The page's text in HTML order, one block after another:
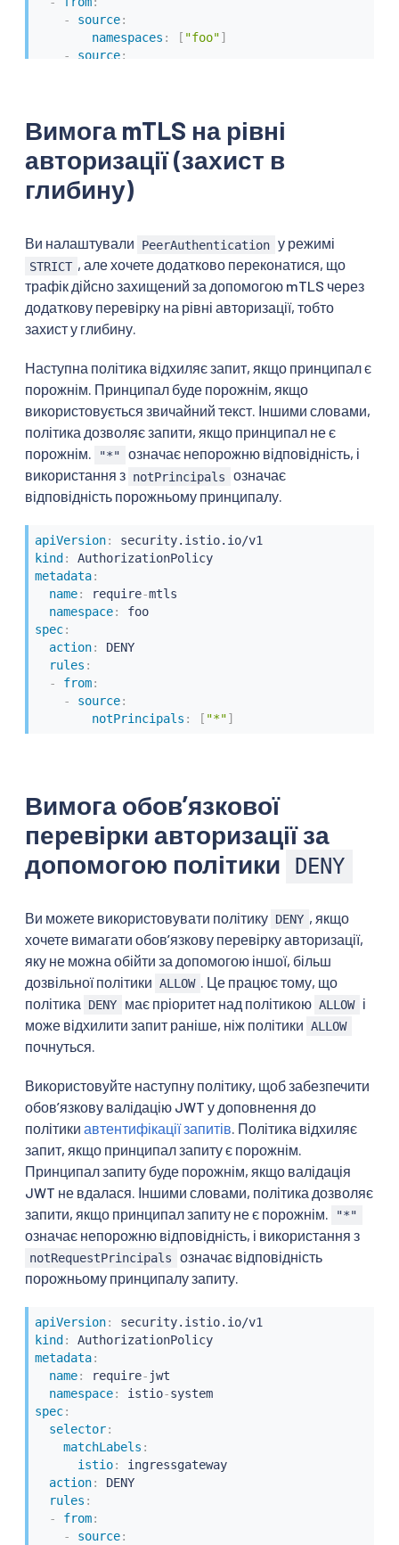
-
source:
namespaces : [ "foo"]
-
source:
Вимога mTLS на рівні
авторизації (захист в
глибину)
Ви налаштували PeerAuthentication у режимі
STRICT , але хочете додатково переконатися, що
трафік дійсно захищений за допомогою mTLS через
додаткову перевірку на рівні авторизації, тобто
захист у глибину.
Наступна політика відхиляє запит, якщо принципал є
порожнім. Принципал буде порожнім, якщо
використовується звичайний текст. Іншими словами,
політика дозволяє запити, якщо принципал не є
порожнім.
"*"
означає непорожню відповідність, і
використання з notPrincipals
означає
відповідність порожньому принципалу.
apiVersion:
kind :
AuthorizationPolicy
metadata:
name: require-mtls
namespace:
foo
spec:
action:
DENY
rules :
-
from:
-
source:
notPrincipals : [ "*"]
Вимога обовʼязкової
перевірки авторизації за
допомогою політики
DENY
Ви можете використовувати політику DENY , якщо
хочете вимагати обовʼязкову перевірку авторизації,
яку не можна обійти за допомогою іншої, більш
дозвільної політики ALLOW . Це працює тому, що
політика
DENY має пріоритет над політикою ALLOW
і
може відхилити запит раніше, ніж політики ALLOW
почнуться.
Використовуйте наступну політику, щоб забезпечити
обовʼязкову валідацію JWT у доповнення до
політики автентифікації запитів. Політика відхиляє
запит, якщо принципал запиту є порожнім.
Принципал запиту буде порожнім, якщо валідація
JWT не вдалася. Іншими словами, політика дозволяє
запити, якщо принципал запиту не є порожнім.
"*"
означає непорожню відповідність, і використання з
notRequestPrincipals
означає відповідність
порожньому принципалу запиту.
apiVersion:
kind :
AuthorizationPolicy
metadata:
name: require- jwt
namespace: istio-
system
spec:
selector:
matchLabels :
istio:
ingressgateway
action:
DENY
rules :
-
from:
-
source: